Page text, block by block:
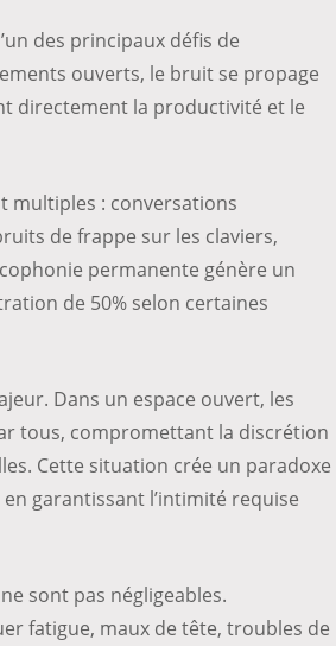
des principaux défis de
ouverts, le bruit se propage
directement la productivité et le
multiples : conversations
de frappe sur les claviers,
permanente génère un
de 50% selon certaines
Dans un espace ouvert, les
tous, compromettant la discrétion
Cette situation crée un paradoxe
garantissant l’intimité requise
sont pas négligeables.
fatigue, maux de tête, troubles de